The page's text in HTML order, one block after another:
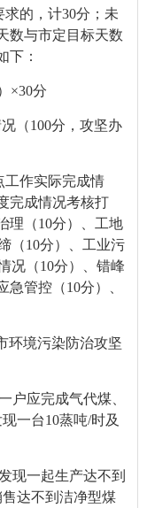
求的，计30分；未
数与市定目标天数
下：
×30分
（100分，攻坚办
工作实际完成情
完成情况考核打
理（10分）、工地
（10分）、工业污
况（10分）、错峰
管控（10分）、
环境污染防治攻坚
户应完成气代煤、
一台10蒸吨/时及
现一起生产达不到
达不到洁净型煤